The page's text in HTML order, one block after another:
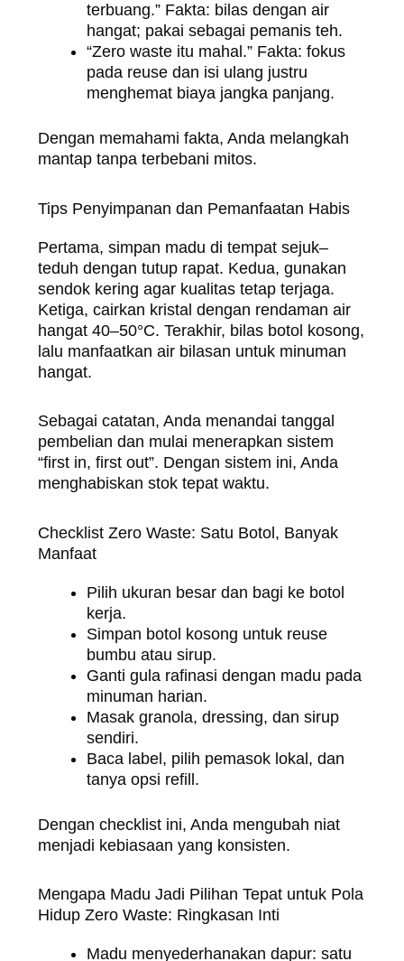
terbuang.” Fakta: bilas dengan air
hangat; pakai sebagai pemanis teh.
“Zero waste itu mahal.” Fakta: fokus
pada reuse dan isi ulang justru
menghemat biaya jangka panjang.
Dengan memahami fakta, Anda melangkah
mantap tanpa terbebani mitos.
Tips Penyimpanan dan Pemanfaatan Habis
Pertama, simpan madu di tempat sejuk–
teduh dengan tutup rapat. Kedua, gunakan
sendok kering agar kualitas tetap terjaga.
Ketiga, cairkan kristal dengan rendaman air
hangat 40–50°C. Terakhir, bilas botol kosong,
lalu manfaatkan air bilasan untuk minuman
hangat.
Sebagai catatan, Anda menandai tanggal
pembelian dan mulai menerapkan sistem
“first in, first out”. Dengan sistem ini, Anda
menghabiskan stok tepat waktu.
Checklist Zero Waste: Satu Botol, Banyak
Manfaat
Pilih ukuran besar dan bagi ke botol
kerja.
Simpan botol kosong untuk reuse
bumbu atau sirup.
Ganti gula rafinasi dengan madu pada
minuman harian.
Masak granola, dressing, dan sirup
sendiri.
Baca label, pilih pemasok lokal, dan
tanya opsi refill.
Dengan checklist ini, Anda mengubah niat
menjadi kebiasaan yang konsisten.
Mengapa Madu Jadi Pilihan Tepat untuk Pola
Hidup Zero Waste: Ringkasan Inti
Madu menyederhanakan dapur: satu